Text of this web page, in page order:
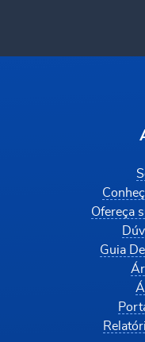
Ofereça
Guia